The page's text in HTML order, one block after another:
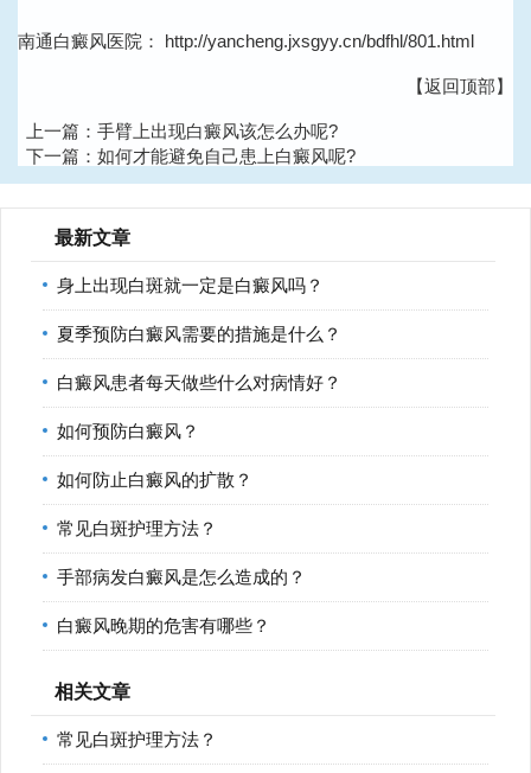
南通白癜风医院： http://yancheng.jxsgyy.cn/bdfhl/801.html
【返回顶部】
上一篇： 手臂上出现白癜风该怎么办呢?
下一篇： 如何才能避免自己患上白癜风呢?
最新文章
身上出现白斑就一定是白癜风吗？
夏季预防白癜风需要的措施是什么？
白癜风患者每天做些什么对病情好？
如何预防白癜风？
如何防止白癜风的扩散？
常见白斑护理方法？
手部病发白癜风是怎么造成的？
白癜风晚期的危害有哪些？
相关文章
常见白斑护理方法？